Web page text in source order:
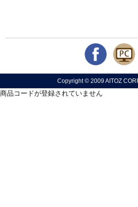
Copyright © 2009 AITOZ
商品コードが登録されていません